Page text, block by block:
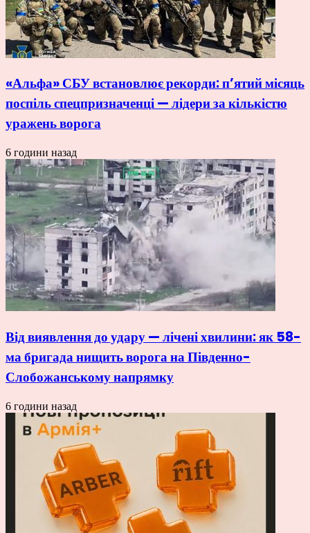
«Альфа» СБУ встановлює рекорди: п’ятий місяць
поспіль спецпризначенці — лідери за кількістю
уражень ворога
6 години назад
Від виявлення до удару — лічені хвилини: як 58-
ма бригада нищить ворога на Південно-
Слобожанському напрямку
6 години назад